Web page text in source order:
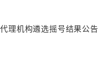
理机构遴选摇号结果公告